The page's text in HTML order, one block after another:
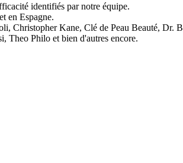
identifiés par notre équipe.
en Espagne.
Christopher Kane, Clé de Peau Beauté, Dr.
Theo Philo et bien d'autres encore.